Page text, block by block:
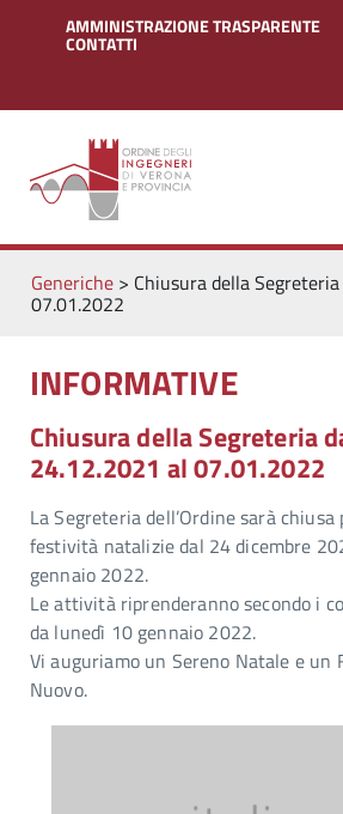
AMMINISTRAZIONE TRASPARENTE
CONTATTI
Generiche> Chiusura della
07.01.2022
INFORMATIVE
Chiusura della Segreteria
24.12.2021 al 07.01.2022
La Segreteria dell’Ordine sarà chiusa
festività natalizie dal 24 dicembre
gennaio 2022.
Le attività riprenderanno secondo i
da lunedì 10 gennaio 2022.
Vi auguriamo un Sereno Natale e un
Nuovo.